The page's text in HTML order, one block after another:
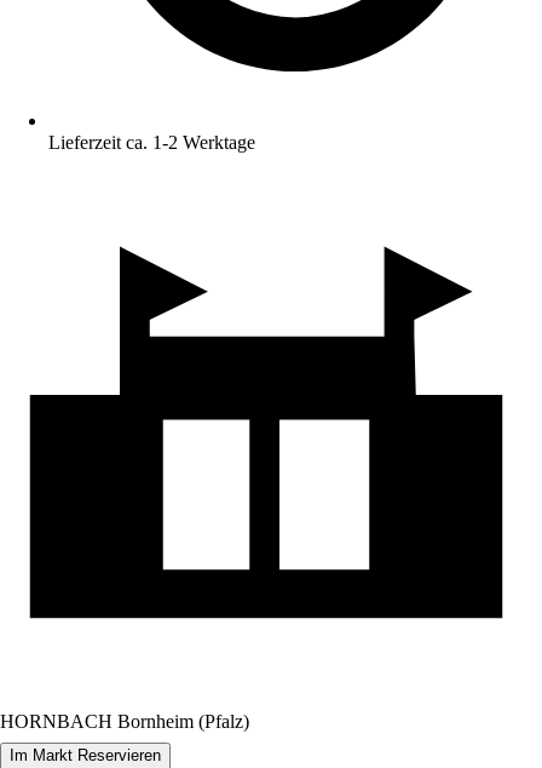
Lieferzeit ca. 1-2 Werktage
HORNBACH Bornheim (Pfalz)
Im Markt Reservieren